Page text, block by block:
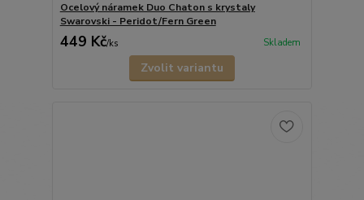
Ocelový náramek Duo Chaton s krystaly
Swarovski - Peridot/Fern Green
449 Kč/ks Skladem
Zvolit variantu